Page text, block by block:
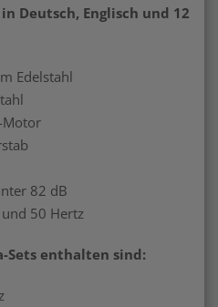
Deutsch, Englisch und 12
Edelstahl
Motor
82 dB
50 Hertz
Sets enthalten sind: